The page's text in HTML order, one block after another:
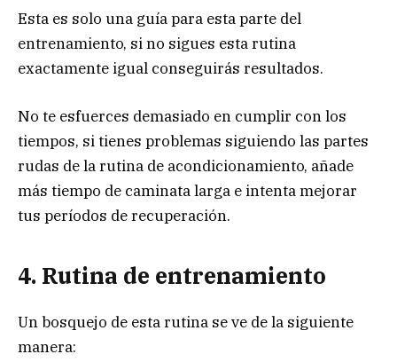
Esta es solo una guía para esta parte del
entrenamiento, si no sigues esta rutina
exactamente igual conseguirás resultados.
No te esfuerces demasiado en cumplir con los
tiempos, si tienes problemas siguiendo las partes
rudas de la rutina de acondicionamiento, añade
más tiempo de caminata larga e intenta mejorar
tus períodos de recuperación.
4. Rutina de entrenamiento
Un bosquejo de esta rutina se ve de la siguiente
manera: